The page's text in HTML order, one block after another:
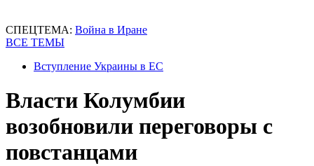
СПЕЦТЕМА: Война в Иране
ВСЕ ТЕМЫ
Вступление Украины в ЕС
Власти Колумбии
возобновили переговоры с
повстанцами